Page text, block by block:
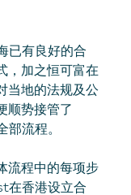
已有良好的合
，加之恒可富在
当地的法规及公
顺势接管了
流程。
流程中的每项步
在香港设立合